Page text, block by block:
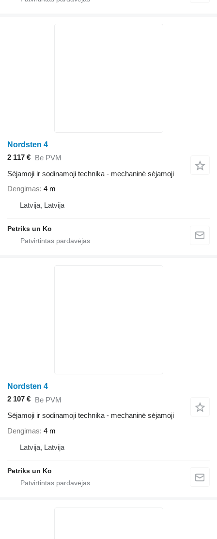
Nordsten 4
2 117 € Be PVM
Sėjamoji ir sodinamoji technika - mechaninė sėjamoji
Dengimas 4 m
Latvija, Latvija
Petriks un Ko
Nordsten 4
2 107 € Be PVM
Sėjamoji ir sodinamoji technika - mechaninė sėjamoji
Dengimas 4 m
Latvija, Latvija
Petriks un Ko